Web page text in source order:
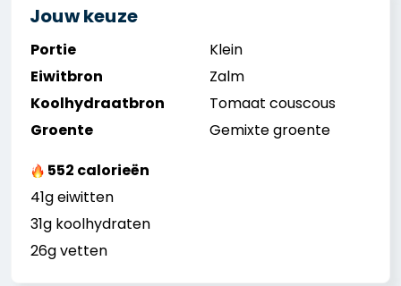
Jouw keuze
Portie
Klein
Eiwitbron
Zalm
Koolhydraatbron
Tomaat couscous
Groente
Gemixte groente
552 calorieën
41g eiwitten
31g koolhydraten
26g vetten